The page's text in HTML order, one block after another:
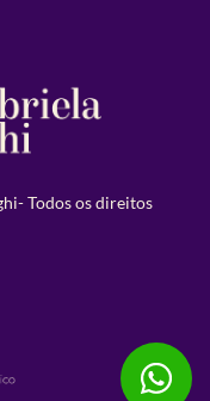
Todos os direitos